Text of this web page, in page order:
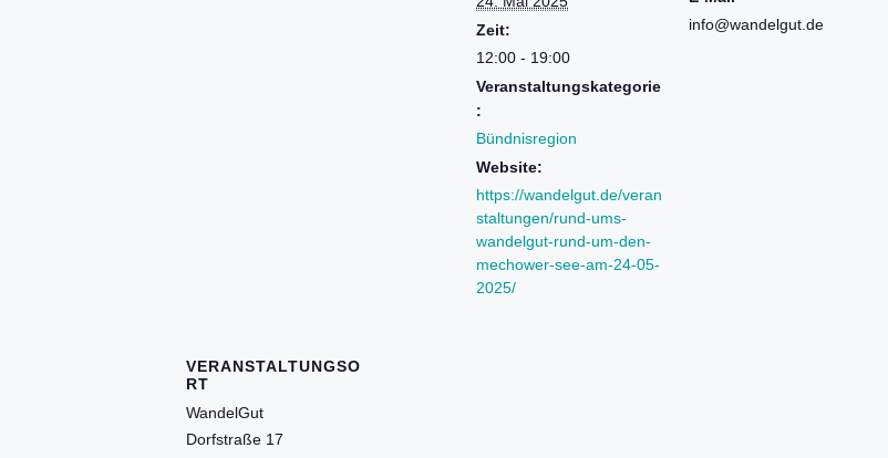
Zeit:
12:00 - 19:00
Veranstaltungskategorie
:
Bündnisregion
Website:
https://wandelgut.de/veran
staltungen/rund-ums-
wandelgut-rund-um-den-
mechower-see-am-24-05-
2025/
info@wandelgut.de
VERANSTALTUNGSO
RT
WandelGut
Dorfstraße 17